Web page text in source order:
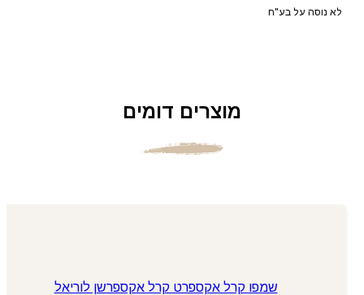
לא נוסה על בע"ח
מוצרים דומים
שמפו קרל אקספרט קרל אקספרשן לוריאל